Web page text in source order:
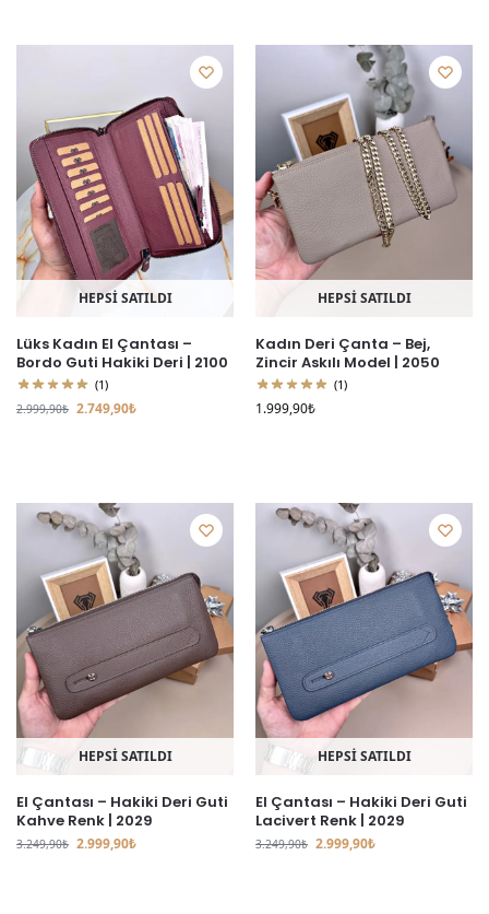
HEPSİ SATILDI
Lüks Kadın El Çantası –
Bordo Guti Hakiki Deri | 2100
(1)
2.999,90₺ 2.749,90₺
HEPSİ SATILDI
Kadın Deri Çanta – Bej,
Zincir Askılı Model | 2050
(1)
1.999,90₺
HEPSİ SATILDI
El Çantası – Hakiki Deri Guti
Kahve Renk | 2029
3.249,90₺ 2.999,90₺
HEPSİ SATILDI
El Çantası – Hakiki Deri Guti
Lacivert Renk | 2029
3.249,90₺ 2.999,90₺